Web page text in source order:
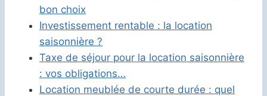
bon choix
Investissement rentable : la location
saisonnière ?
Taxe de séjour pour la location saisonnière
: vos obligations…
Location meublée de courte durée : quel